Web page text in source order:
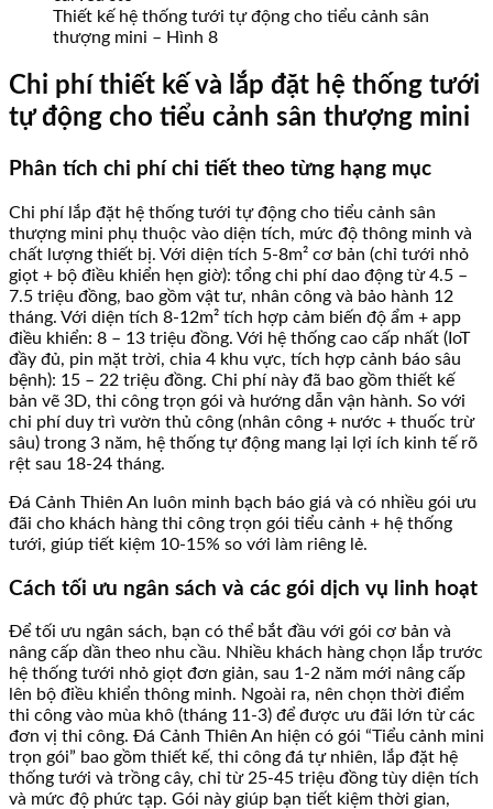
Thiết kế hệ thống tưới tự động cho tiểu cảnh sân
thượng mini – Hình 8
Chi phí thiết kế và lắp đặt hệ thống tưới
tự động cho tiểu cảnh sân thượng mini
Phân tích chi phí chi tiết theo từng hạng mục
Chi phí lắp đặt hệ thống tưới tự động cho tiểu cảnh sân
thượng mini phụ thuộc vào diện tích, mức độ thông minh và
chất lượng thiết bị. Với diện tích 5-8m² cơ bản (chỉ tưới nhỏ
giọt + bộ điều khiển hẹn giờ): tổng chi phí dao động từ 4.5 –
7.5 triệu đồng, bao gồm vật tư, nhân công và bảo hành 12
tháng. Với diện tích 8-12m² tích hợp cảm biến độ ẩm + app
điều khiển: 8 – 13 triệu đồng. Với hệ thống cao cấp nhất (IoT
đầy đủ, pin mặt trời, chia 4 khu vực, tích hợp cảnh báo sâu
bệnh): 15 – 22 triệu đồng. Chi phí này đã bao gồm thiết kế
bản vẽ 3D, thi công trọn gói và hướng dẫn vận hành. So với
chi phí duy trì vườn thủ công (nhân công + nước + thuốc trừ
sâu) trong 3 năm, hệ thống tự động mang lại lợi ích kinh tế rõ
rệt sau 18-24 tháng.
Đá Cảnh Thiên An luôn minh bạch báo giá và có nhiều gói ưu
đãi cho khách hàng thi công trọn gói tiểu cảnh + hệ thống
tưới, giúp tiết kiệm 10-15% so với làm riêng lẻ.
Cách tối ưu ngân sách và các gói dịch vụ linh hoạt
Để tối ưu ngân sách, bạn có thể bắt đầu với gói cơ bản và
nâng cấp dần theo nhu cầu. Nhiều khách hàng chọn lắp trước
hệ thống tưới nhỏ giọt đơn giản, sau 1-2 năm mới nâng cấp
lên bộ điều khiển thông minh. Ngoài ra, nên chọn thời điểm
thi công vào mùa khô (tháng 11-3) để được ưu đãi lớn từ các
đơn vị thi công. Đá Cảnh Thiên An hiện có gói “Tiểu cảnh mini
trọn gói” bao gồm thiết kế, thi công đá tự nhiên, lắp đặt hệ
thống tưới và trồng cây, chỉ từ 25-45 triệu đồng tùy diện tích
và mức độ phức tạp. Gói này giúp bạn tiết kiệm thời gian,